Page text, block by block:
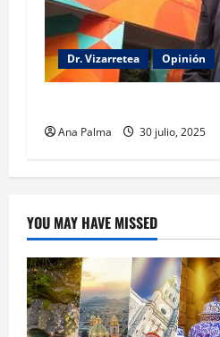
Dr. Vizarretea Opinión
Ana Palma 30 julio, 2025
YOU MAY HAVE MISSED